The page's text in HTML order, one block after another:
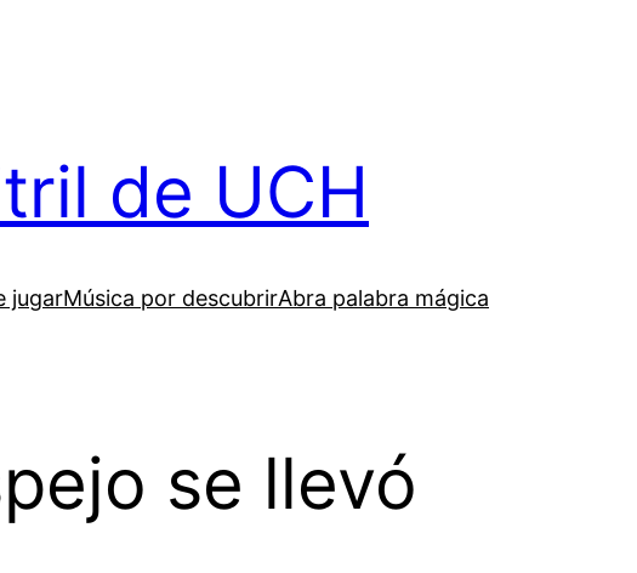
de UCH
jugarMúsica por descubrirAbra palabra mágica
se llevó